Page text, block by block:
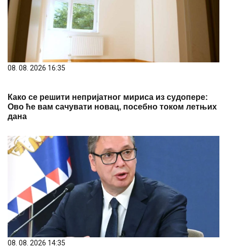
08. 08. 2026 16:35
Како се решити непријатног мириса из судопере:
Ово ће вам сачувати новац, посебно током летњих
дана
08. 08. 2026 14:35